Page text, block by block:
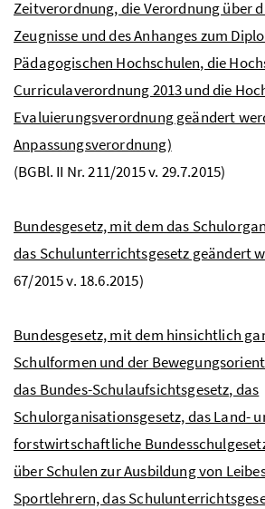
Zeitverordnung, die Verordnung über
Zeugnisse und des Anhanges zum
Pädagogischen Hochschulen, die
Curriculaverordnung 2013 und die
Evaluierungsverordnung geändert
Anpassungsverordnung)
(BGBl. II Nr. 211/2015 v. 29.7.2015)
Bundesgesetz, mit dem das
das Schulunterrichtsgesetz geändert
67/2015 v. 18.6.2015)
Bundesgesetz, mit dem hinsichtlich
Schulformen und der
das Bundes-Schulaufsichtsgesetz, das
Schulorganisationsgesetz, das Land-
forstwirtschaftliche
über Schulen zur Ausbildung von
Sportlehrern, das